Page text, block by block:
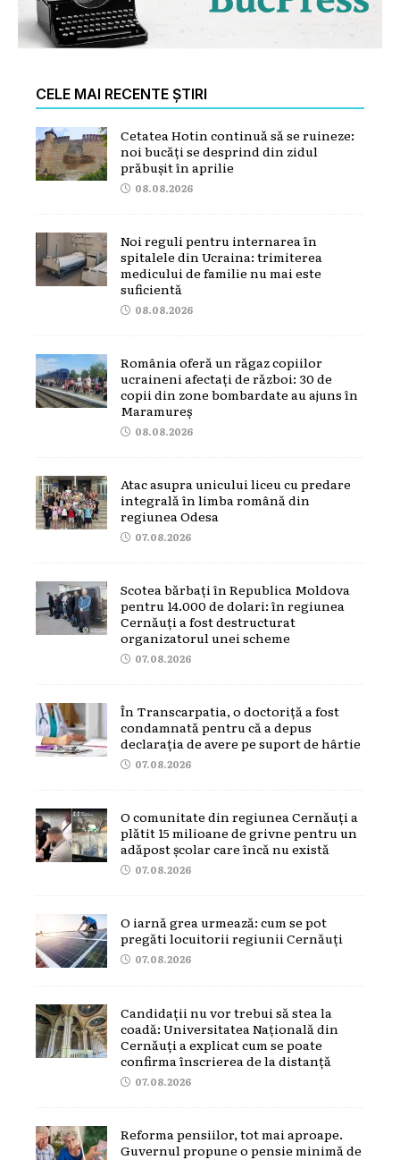
CELE MAI RECENTE ȘTIRI
Cetatea Hotin continuă să se ruineze:
noi bucăți se desprind din zidul
prăbușit în aprilie
08.08.2026
Noi reguli pentru internarea în
spitalele din Ucraina: trimiterea
medicului de familie nu mai este
suficientă
08.08.2026
România oferă un răgaz copiilor
ucraineni afectați de război: 30 de
copii din zone bombardate au ajuns în
Maramureș
08.08.2026
Atac asupra unicului liceu cu predare
integrală în limba română din
regiunea Odesa
07.08.2026
Scotea bărbați în Republica Moldova
pentru 14.000 de dolari: în regiunea
Cernăuți a fost destructurat
organizatorul unei scheme
07.08.2026
În Transcarpatia, o doctoriță a fost
condamnată pentru că a depus
declarația de avere pe suport de hârtie
07.08.2026
O comunitate din regiunea Cernăuți a
plătit 15 milioane de grivne pentru un
adăpost școlar care încă nu există
07.08.2026
O iarnă grea urmează: cum se pot
pregăti locuitorii regiunii Cernăuți
07.08.2026
Candidații nu vor trebui să stea la
coadă: Universitatea Națională din
Cernăuți a explicat cum se poate
confirma înscrierea de la distanță
07.08.2026
Reforma pensiilor, tot mai aproape.
Guvernul propune o pensie minimă de